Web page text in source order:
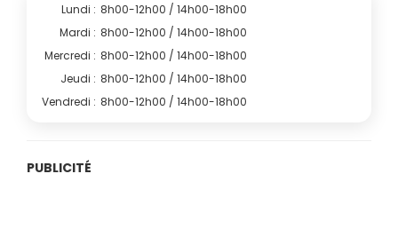
Lundi : 8h00-12h00 / 14h00-18h00
Mardi : 8h00-12h00 / 14h00-18h00
Mercredi : 8h00-12h00 / 14h00-18h00
Jeudi : 8h00-12h00 / 14h00-18h00
Vendredi : 8h00-12h00 / 14h00-18h00
PUBLICITÉ